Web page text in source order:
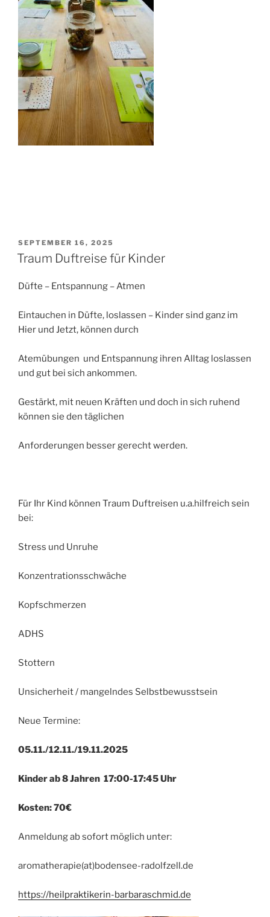
VERÖFFENTLICHT
AM
SEPTEMBER 16, 2025
Traum Duftreise für Kinder
Düfte – Entspannung – Atmen
Eintauchen in Düfte, loslassen – Kinder sind ganz im
Hier und Jetzt, können durch
Atemübungen und Entspannung ihren Alltag loslassen
und gut bei sich ankommen.
Gestärkt, mit neuen Kräften und doch in sich ruhend
können sie den täglichen
Anforderungen besser gerecht werden.
Für Ihr Kind können Traum Duftreisen u.a.hilfreich sein
bei:
Stress und Unruhe
Konzentrationsschwäche
Kopfschmerzen
ADHS
Stottern
Unsicherheit / mangelndes Selbstbewusstsein
Neue Termine:
05.11./12.11./19.11.2025
Kinder ab 8 Jahren 17:00-17:45 Uhr
Kosten: 70€
Anmeldung ab sofort möglich unter:
aromatherapie(at)bodensee-radolfzell.de
https://heilpraktikerin-barbaraschmid.de